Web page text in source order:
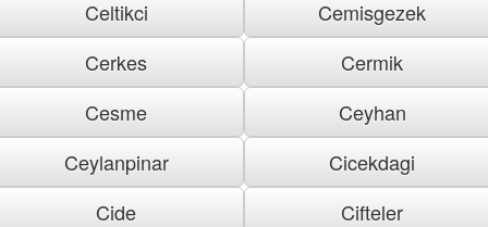
Celtikci
Cemisgezek
Cerkes
Cermik
Cesme
Ceyhan
Ceylanpinar
Cicekdagi
Cide
Cifteler